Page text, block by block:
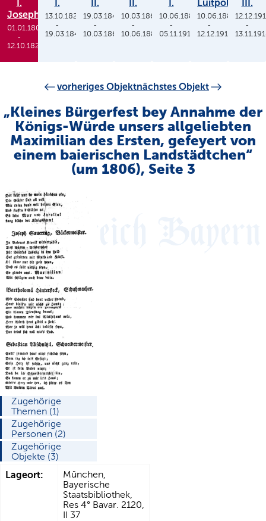
I.
Joseph
01.01.1806
-
12.10.1825
I.
13.10.1825
-
19.03.1848
II.
19.03.1848
-
10.03.1864
II.
10.03.1864
-
10.06.1886
I.
10.06.1886
-
05.11.1913
Luitpold
10.06.1886
-
12.12.1912
III.
-
vorheriges Objektnächstes Objekt
„Kleines Bürgerfest bey Annahme der
Königs-Würde unsers allgeliebten
Maximilian des Ersten, gefeyert von
einem baierischen Landstädtchen“
(um 1806), Seite 3
Zugehörige
Themen (1)
Zugehörige
Personen (2)
Zugehörige
Objekte (3)
Lageort:
München,
Bayerische
Staatsbibliothek,
Res 4° Bavar. 2120,
II 37